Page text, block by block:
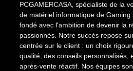
PCGAMERCASA, spécialiste de la
de matériel informatique de
fondé avec l'ambition de devenir la
passionnés. Notre succès repose
centrée sur le client : un choix
qualité, des conseils personnalisés,
après-vente réactif. Nos équipes